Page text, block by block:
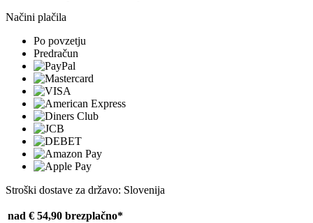
Načini plačila
Po povzetju
Predračun
Stroški dostave za državo: Slovenija
nad € 54,90 brezplačno*